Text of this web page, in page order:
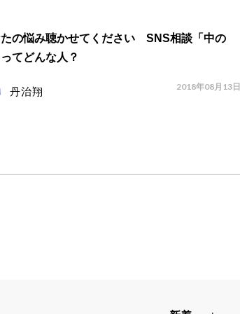
の悩み聴かせてください SNS相談「中の
てどんな人？
丹治翔 2018年08月13日